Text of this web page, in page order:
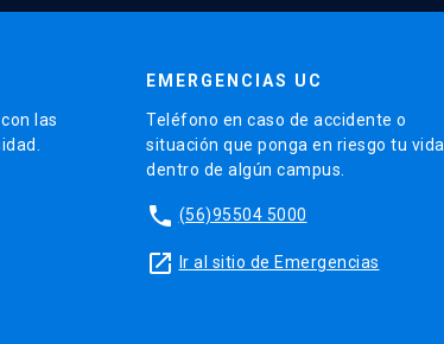
las
EMERGENCIAS UC
Teléfono en caso de accidente o
situación que ponga en riesgo tu vida
dentro de algún campus.
phone (56)95504 5000
launch Ir al sitio de Emergencias